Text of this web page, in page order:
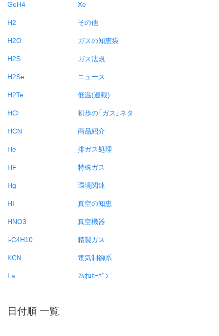
GeH4
H2
H2O
H2S
H2Se
H2Te
HCl
HCN
He
HF
Hg
HI
HNO3
i-C4H10
KCN
La
Xe
その他
ガスの知恵袋
ガス法規
ニュース
低温(連載)
初歩の「ガス」ネタ
商品紹介
排ガス処理
特殊ガス
環境関連
真空の知恵
真空機器
精製ガス
電気制御系
ﾌﾙｵﾛｶｰﾎﾞﾝ
日付順 一覧